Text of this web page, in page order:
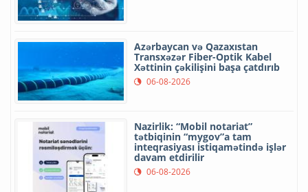
Azərbaycan və Qazaxıstan
Transxəzər Fiber-Optik Kabel
Xəttinin çəkilişini başa çatdırıb
06-08-2026
Nazirlik: “Mobil notariat”
tətbiqinin “mygov”a tam
inteqrasiyası istiqamətində işlər
davam etdirilir
06-08-2026